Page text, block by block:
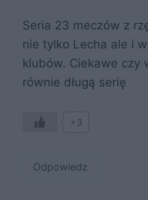
Seria 23 meczów z
nie tylko Lecha ale i
klubów. Ciekawe czy
równie długą serię
+3
Odpowiedz